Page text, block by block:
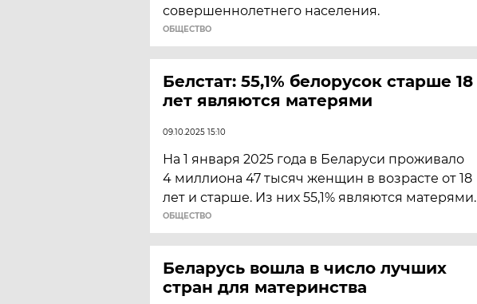
совершеннолетнего населения.
ОБЩЕСТВО
Белстат: 55,1% белорусок старше 18
лет являются матерями
09.10.2025 15:10
На 1 января 2025 года в Беларуси проживало
4 миллиона 47 тысяч женщин в возрасте от 18
лет и старше. Из них 55,1% являются матерями.
ОБЩЕСТВО
Беларусь вошла в число лучших
стран для материнства